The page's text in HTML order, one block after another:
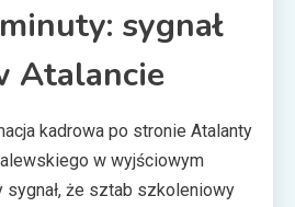
sygnał
Atalancie
kadrowa po stronie Atalanty
w wyjściowym
sygnał, że sztab szkoleniowy